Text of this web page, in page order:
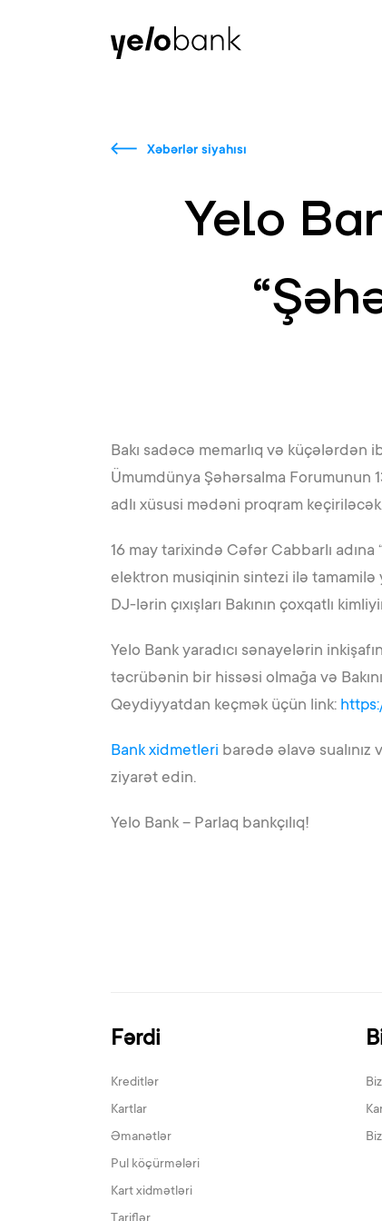
Xəbərlər siyahısı
Yelo
Bakı sadəcə memarlıq və küçələrdən
Ümumdünya Şəhərsalma Forumunun
adlı xüsusi mədəni proqram
16 may tarixində Cəfər Cabbarlı
elektron musiqinin sintezi ilə tamamilə
DJ-lərin çıxışları Bakının çoxqatlı
Yelo Bank yaradıcı sənayelərin
təcrübənin bir hissəsi olmağa və
Qeydiyyatdan keçmək üçün link:
Bank xidmetleri barədə əlavə sualınız
ziyarət edin.
Yelo Bank – Parlaq bankçılıq!
Fərdi
Kreditlər
Kartlar
Əmanətlər
Pul köçürmələri
Kart xidmətləri